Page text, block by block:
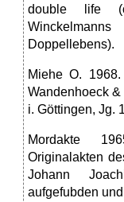
double life
Doppellebens).
Miehe O.
Wandenhoeck
i. Göttingen, Jg.
Mordakte
Originalakten
Johann
aufgefubden